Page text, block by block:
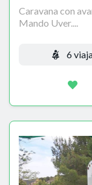
Caravana con
Mando Uver....
6